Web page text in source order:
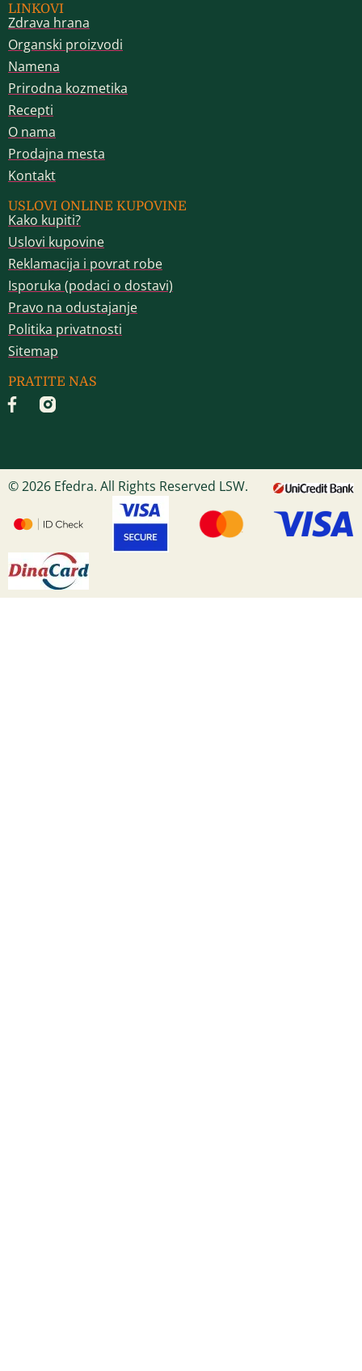
LINKOVI
Zdrava hrana
Organski proizvodi
Namena
Prirodna kozmetika
Recepti
O nama
Prodajna mesta
Kontakt
USLOVI ONLINE KUPOVINE
Kako kupiti?
Uslovi kupovine
Reklamacija i povrat robe
Isporuka (podaci o dostavi)
Pravo na odustajanje
Politika privatnosti
Sitemap
PRATITE NAS
© 2026 Efedra. All Rights Reserved LSW.